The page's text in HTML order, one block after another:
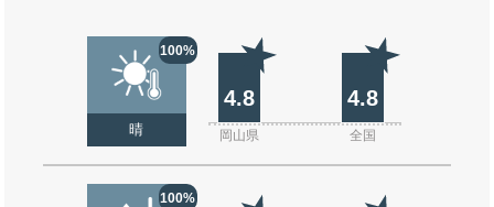
100%
晴
4.8 4.8
岡山県 全国
100%